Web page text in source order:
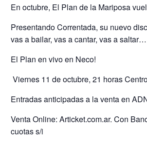
En octubre, El Plan de la Mariposa
Presentando Correntada, su nuevo
vas a bailar, vas a cantar, vas a saltar…
El Plan en vivo en Neco!
Viernes 11 de octubre, 21 horas
Entradas anticipadas a la venta en
️Venta Online: Articket.com.ar. Con
cuotas s/i